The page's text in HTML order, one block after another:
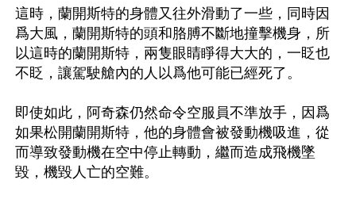
這時，蘭開斯特的身體又往外滑動了一些，同時因
爲大風，蘭開斯特的頭和胳膊不斷地撞擊機身，所
以這時的蘭開斯特，兩隻眼睛睜得大大的，一眨也
不眨，讓駕駛艙內的人以爲他可能已經死了。
即使如此，阿奇森仍然命令空服員不準放手，因爲
如果松開蘭開斯特，他的身體會被發動機吸進，從
而導致發動機在空中停止轉動，繼而造成飛機墜
毀，機毀人亡的空難。